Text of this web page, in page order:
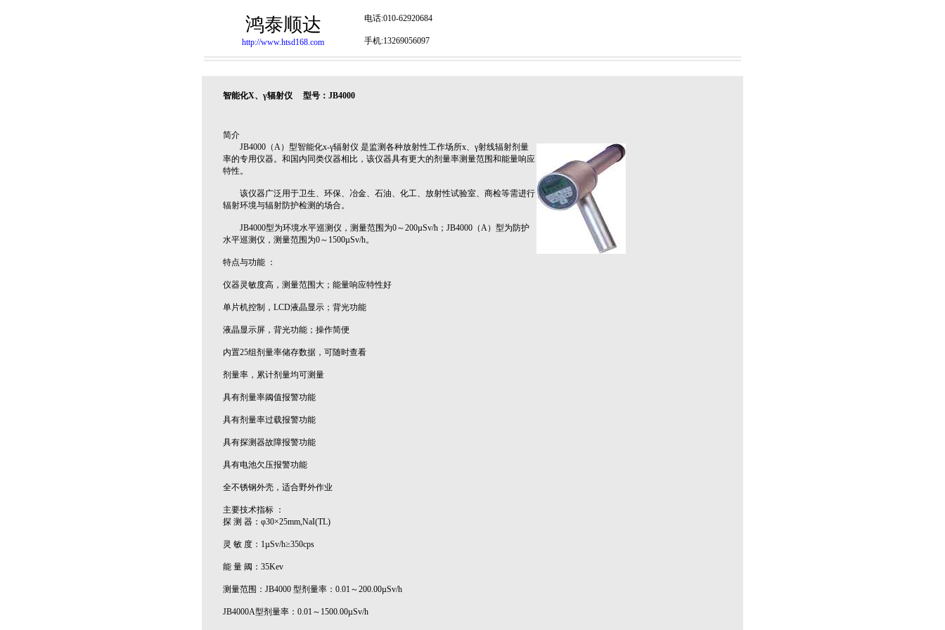
鸿泰顺达
http://www.htsd168.com
电话:010-62920684
手机:13269056097
智能化X、γ辐射仪 型号：JB4000
简介
JB4000（A）型智能化х-γ辐射仪 是监测各种放射性工作场所х、γ射线辐射剂量
率的专用仪器。和国内同类仪器相比，该仪器具有更大的剂量率测量范围和能量响应
特性。
该仪器广泛用于卫生、环保、冶金、石油、化工、放射性试验室、商检等需进行
辐射环境与辐射防护检测的场合。
JB4000型为环境水平巡测仪，测量范围为0～200µSv/h；JB4000（A）型为防护
水平巡测仪，测量范围为0～1500µSv/h。
特点与功能 ：
仪器灵敏度高，测量范围大；能量响应特性好
单片机控制，LCD液晶显示；背光功能
液晶显示屏，背光功能；操作简便
内置25组剂量率储存数据，可随时查看
剂量率，累计剂量均可测量
具有剂量率阈值报警功能
具有剂量率过载报警功能
具有探测器故障报警功能
具有电池欠压报警功能
全不锈钢外壳，适合野外作业
主要技术指标 ：
探 测 器：φ30×25mm,NaI(TL)
灵 敏 度：1µSv/h≥350cps
能 量 阈：35Kev
测量范围：JB4000 型剂量率：0.01～200.00µSv/h
JB4000A型剂量率：0.01～1500.00µSv/h